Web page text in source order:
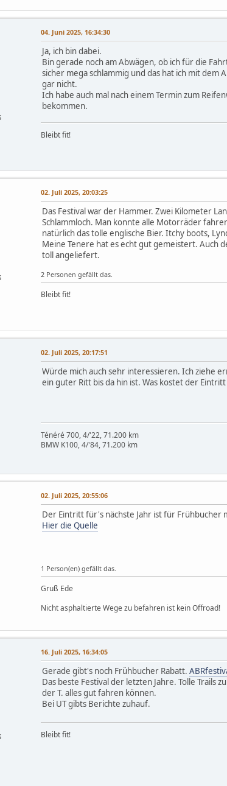
04. Juni 2025, 16:34:30
Ja, ich bin dabei.
Bin gerade noch am Abwägen, ob ich für die
sicher mega schlammig und das hat ich mit dem
gar nicht.
Ich habe auch mal nach einem Termin zum
bekommen.
Bleibt fit!
02. Juli 2025, 20:03:25
Das Festival war der Hammer. Zwei Kilometer
Schlammloch. Man konnte alle Motorräder
natürlich das tolle englische Bier. Itchy boots,
Meine Tenere hat es echt gut gemeistert. Auch
toll angeliefert.
2 Personen gefällt das.
Bleibt fit!
02. Juli 2025, 20:17:51
Würde mich auch sehr interessieren. Ich ziehe
ein guter Ritt bis da hin ist. Was kostet der
Ténéré 700, 4/'22, 71.200 km
BMW K100, 4/'84, 71.200 km
02. Juli 2025, 20:55:06
Der Eintritt für's nächste Jahr ist für Frühbucher
Hier die Quelle
1 Person(en) gefällt das.
Gruß Ede
Nicht asphaltierte Wege zu befahren ist kein Offroad!
16. Juli 2025, 16:34:05
Gerade gibt's noch Frühbucher Rabatt.
Das beste Festival der letzten Jahre. Tolle Trails
der T. alles gut fahren können.
Bei UT gibts Berichte zuhauf.
Bleibt fit!